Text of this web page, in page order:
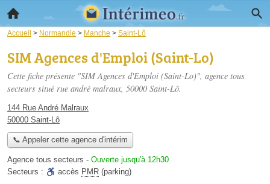
Accueil > Normandie > Manche > Saint-Lô
SIM Agences d'Emploi (Saint-Lo)
Cette fiche présente "SIM Agences d'Emploi (Saint-Lo)", agence tous
secteurs situé rue andré malraux, 50000 Saint-Lô.
144 Rue André Malraux
50000 Saint-Lô
📞 Appeler cette agence d'intérim
Agence tous secteurs - Ouverte jusqu'à 12h30
Secteurs :
accès PMR (parking)